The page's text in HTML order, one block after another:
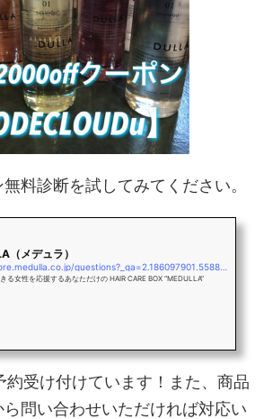
料診断を試してみてください。
（メデュラ）
る女性を応援するあなただけの HAIR CARE BOX “MEDULLA”
約受け付けています！また、商品
問い合わせいただければ対応い